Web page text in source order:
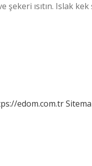
ısıtın. Islak kek
edom.com.tr